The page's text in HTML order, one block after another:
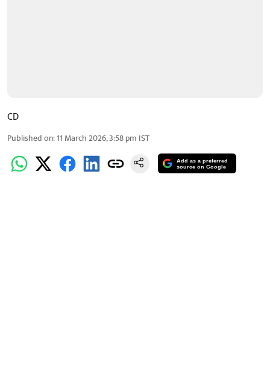
CD
Published on:11 March 2026, 3:58 pm IST
Add as a preferred
source on Google